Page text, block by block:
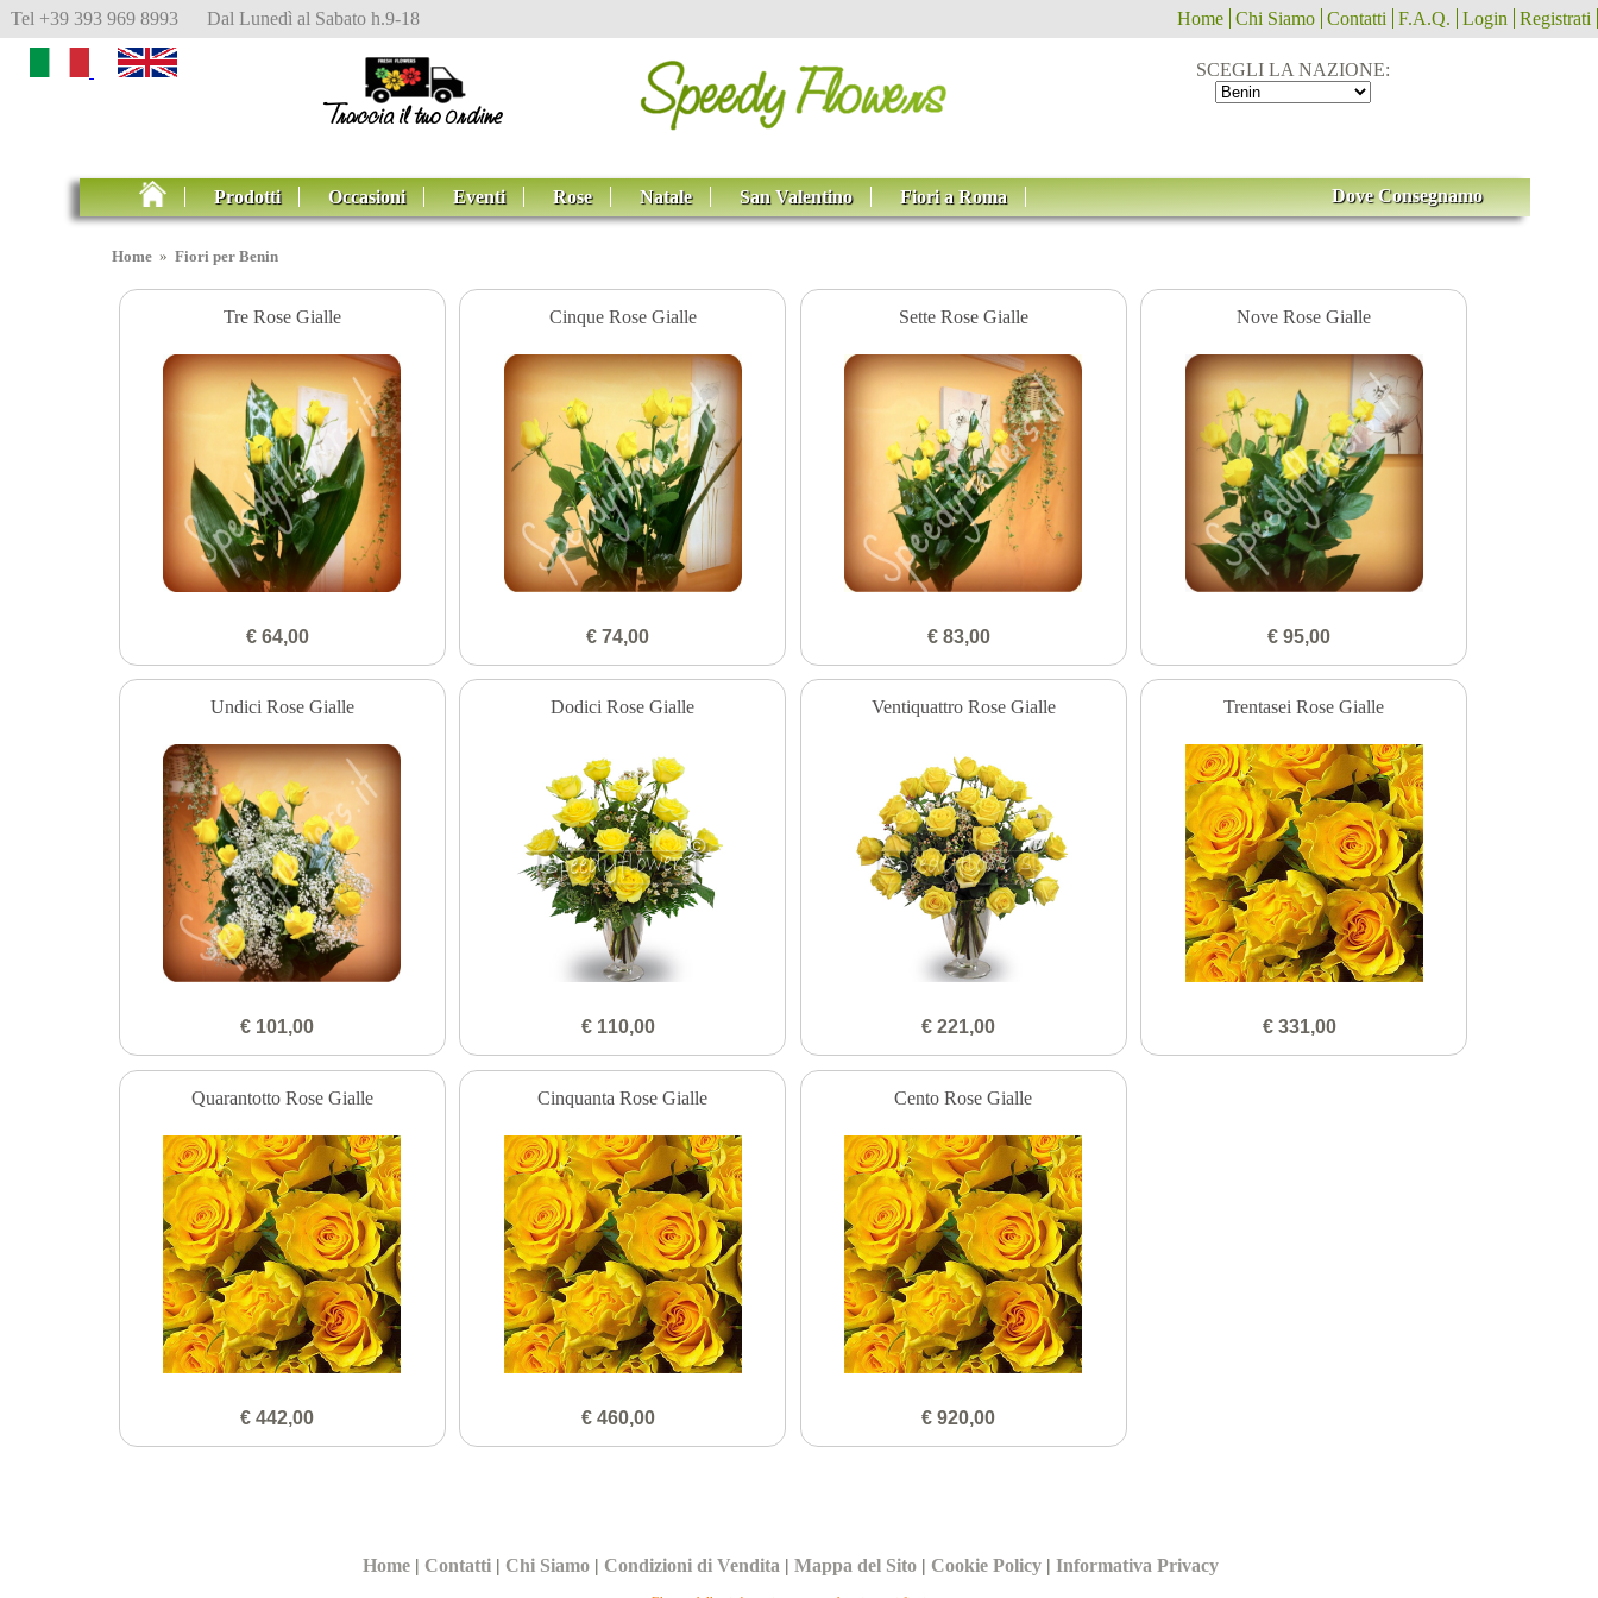
Tel +39 393 969 8993 Dal Lunedì al Sabato h.9-18 Home Chi Siamo Contatti F.A.Q. Login Registrati
SCEGLI LA NAZIONE:
Prodotti Occasioni Eventi Rose Natale San Valentino Fiori a Roma Dove Consegnamo
Home »Fiori per Benin
Tre Rose Gialle
€ 64,00
Cinque Rose Gialle
€ 74,00
Sette Rose Gialle
€ 83,00
Nove Rose Gialle
€ 95,00
Undici Rose Gialle
€ 101,00
Dodici Rose Gialle
€ 110,00
Ventiquattro Rose Gialle
€ 221,00
Trentasei Rose Gialle
€ 331,00
Quarantotto Rose Gialle
€ 442,00
Cinquanta Rose Gialle
€ 460,00
Cento Rose Gialle
€ 920,00
Home | Contatti | Chi Siamo | Condizioni di Vendita |Mappa del Sito | Cookie Policy |Informativa Privacy